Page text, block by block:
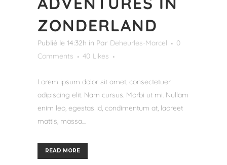
ZONDERLAND
Publié le 14:32h in Par Deheurles-Marcel
0
Comments
40 Likes
Lorem ipsum dolor sit amet, consectetuer
adipiscing elit. Nam cursus. Morbi ut mi. Nullam
enim leo, egestas id, condimentum at, laoreet
mattis, massa....
READ MORE